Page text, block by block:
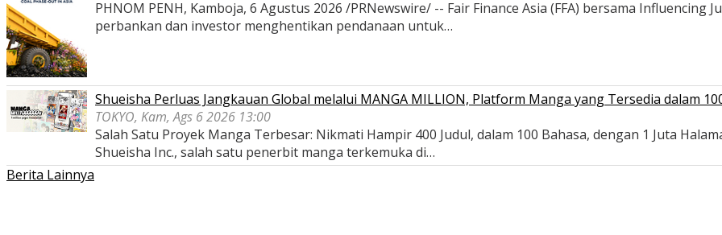
PHNOM PENH, Kamboja, 6 Agustus 2026 /PRNewswire/ -- Fair Finance Asia (FFA) bersama Influencing
perbankan dan investor menghentikan pendanaan untuk…
Shueisha Perluas Jangkauan Global melalui MANGA MILLION, Platform Manga yang Tersedia dalam
TOKYO, Kam, Ags 6 2026 13:00
Salah Satu Proyek Manga Terbesar: Nikmati Hampir 400 Judul, dalam 100 Bahasa, dengan 1 Juta
Shueisha Inc., salah satu penerbit manga terkemuka di…
Berita Lainnya